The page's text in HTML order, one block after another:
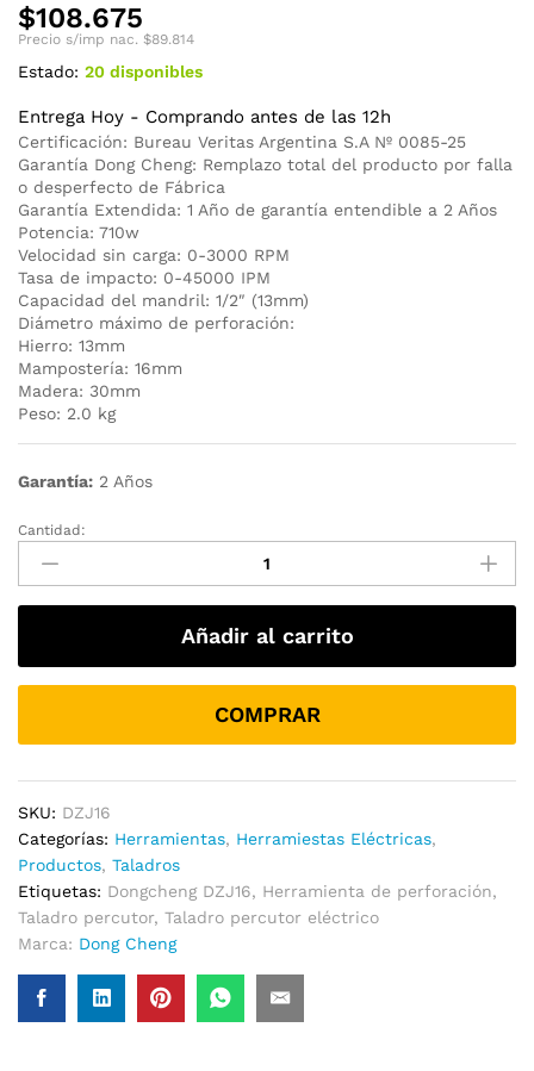
$108.675
Precio s/imp nac. $89.814
Estado: 20 disponibles
Entrega Hoy - Comprando antes de las 12h
Certificación: Bureau Veritas Argentina S.A Nº 0085-25
Garantía Dong Cheng: Remplazo total del producto por falla
o desperfecto de Fábrica
Garantía Extendida: 1 Año de garantía entendible a 2 Años
Potencia: 710w
Velocidad sin carga: 0-3000 RPM
Tasa de impacto: 0-45000 IPM
Capacidad del mandril: 1/2″ (13mm)
Diámetro máximo de perforación:
Hierro: 13mm
Mampostería: 16mm
Madera: 30mm
Peso: 2.0 kg
Garantía: 2 Años
Taladro
Percutor
Eléctrico
Profesional
|
710w
45000ipm
Cantidad:
Añadir al carrito
COMPRAR
SKU: DZJ16
Categorías: Herramientas, Herramiestas Eléctricas,
Productos, Taladros
Etiquetas: Dongcheng DZJ16, Herramienta de perforación,
Taladro percutor, Taladro percutor eléctrico
Marca: Dong Cheng